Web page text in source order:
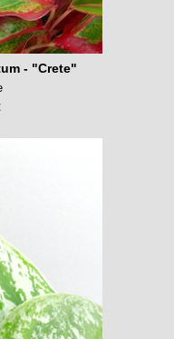
- "Crete"